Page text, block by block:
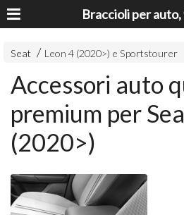
Seat Leon 4 (2020>) e Sportstourer
Accessori auto
premium per
(2020>)